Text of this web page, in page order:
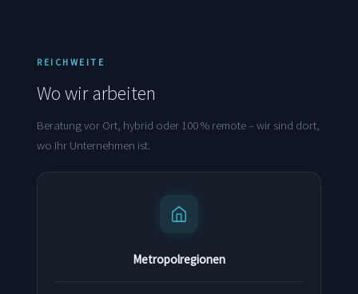
REICHWEITE
Wo wir arbeiten
Beratung vor Ort, hybrid oder 100 % remote – wir sind dort,
wo Ihr Unternehmen ist.
Metropolregionen